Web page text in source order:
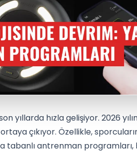
yıllarda hızla gelişiyor. 2026
çıkıyor. Özellikle,
tabanlı antrenman programları,